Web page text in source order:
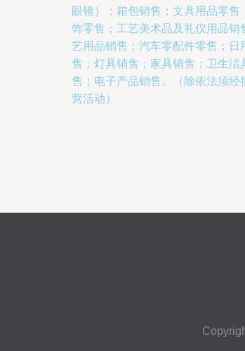
眼镜）；箱包销售；文具用品零
饰零售；工艺美术品及礼仪用品
艺用品销售；汽车零配件零售；
售；灯具销售；家具销售；卫生
售；电子产品销售。（除依法须
营活动）